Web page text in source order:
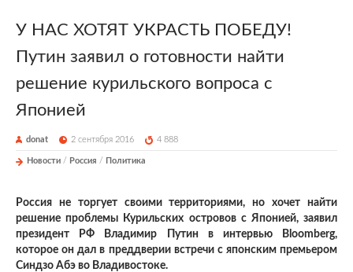
У НАС ХОТЯТ УКРАСТЬ ПОБЕДУ!
Путин заявил о готовности найти
решение курильского вопроса с
Японией
donat 2 сентября 2016 4 888
Новости / Россия / Политика
Россия не торгует своими территориями, но хочет найти
решение проблемы Курильских островов с Японией, заявил
президент РФ Владимир Путин в интервью Bloomberg,
которое он дал в преддверии встречи с японским премьером
Синдзо Абэ во Владивостоке.